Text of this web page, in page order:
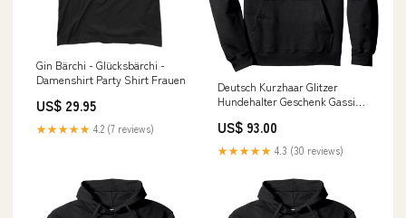
Gin Bärchi - Glücksbärchi -
Damenshirt Party Shirt Frauen
US$ 29.95
★★★★★ 4.2 (7 reviews)
Deutsch Kurzhaar Glitzer
Hundehalter Geschenk Gassi
US$ 93.00
★★★★★ 4.3 (30 reviews)